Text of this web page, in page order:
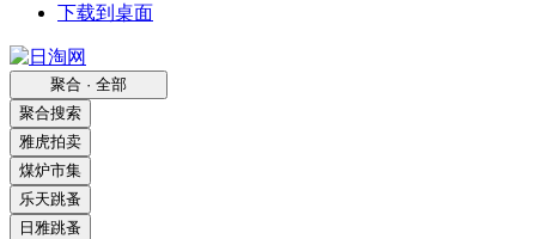
下载到桌面
聚合 · 全部
聚合搜索
雅虎拍卖
煤炉市集
乐天跳蚤
日雅跳蚤